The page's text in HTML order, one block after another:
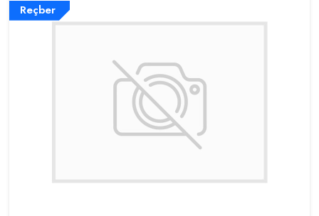
Reçber